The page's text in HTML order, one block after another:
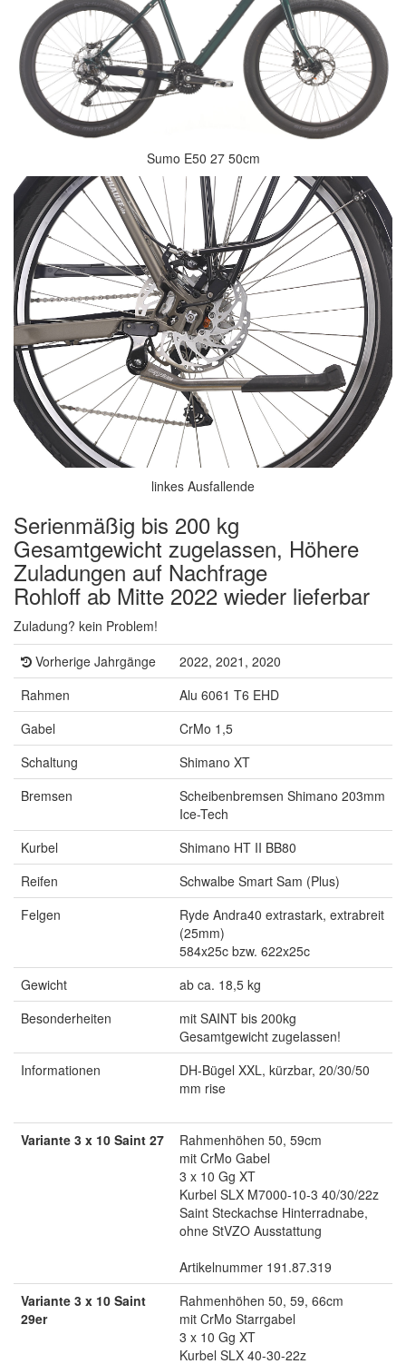
Sumo E50 27 50cm
linkes Ausfallende
Serienmäßig bis 200 kg
Gesamtgewicht zugelassen, Höhere
Zuladungen auf Nachfrage
Rohloff ab Mitte 2022 wieder lieferbar
Zuladung? kein Problem!
Vorherige Jahrgänge
2022, 2021, 2020
Rahmen
Alu 6061 T6 EHD
Gabel
CrMo 1,5
Schaltung
Shimano XT
Bremsen
Scheibenbremsen Shimano 203mm
Ice-Tech
Kurbel
Shimano HT II BB80
Reifen
Schwalbe Smart Sam (Plus)
Felgen
Ryde Andra40 extrastark, extrabreit
(25mm)
584x25c bzw. 622x25c
Gewicht
ab ca. 18,5 kg
Besonderheiten
mit SAINT bis 200kg
Gesamtgewicht zugelassen!
Informationen
DH-Bügel XXL, kürzbar, 20/30/50
mm rise
Variante 3 x 10 Saint 27
Rahmenhöhen 50, 59cm
mit CrMo Gabel
3 x 10 Gg XT
Kurbel SLX M7000-10-3 40/30/22z
Saint Steckachse Hinterradnabe,
ohne StVZO Ausstattung
Artikelnummer 191.87.319
Variante 3 x 10 Saint
29er
Rahmenhöhen 50, 59, 66cm
mit CrMo Starrgabel
3 x 10 Gg XT
Kurbel SLX 40-30-22z